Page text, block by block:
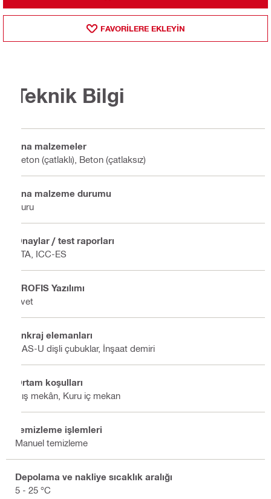
FAVORILERE EKLEYIN
Teknik Bilgi
Ana malzemeler
Beton (çatlaklı), Beton (çatlaksız)
Ana malzeme durumu
Kuru
Onaylar / test raporları
ETA, ICC-ES
PROFIS Yazılımı
Evet
Ankraj elemanları
HAS-U dişli çubuklar, İnşaat demiri
Ortam koşulları
Dış mekân, Kuru iç mekan
Temizleme işlemleri
Manuel temizleme
Depolama ve nakliye sıcaklık aralığı
5 - 25 °C